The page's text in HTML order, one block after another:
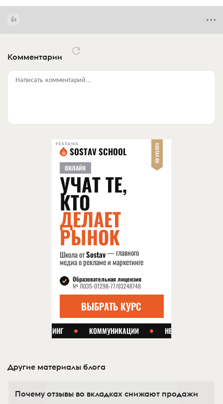
Комментарии
Написать комментарий...
РЕКЛАМА
Другие материалы блога
Почему отзывы во вкладках снижают продажи